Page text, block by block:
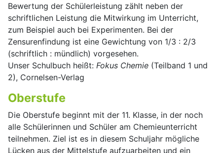
Bewertung der Schülerleistung zählt neben der
schriftlichen Leistung die Mitwirkung im Unterricht,
zum Beispiel auch bei Experimenten. Bei der
Zensurenfindung ist eine Gewichtung von 1/3 : 2/3
(schriftlich : mündlich) vorgesehen.
Unser Schulbuch heißt: Fokus Chemie (Teilband 1 und
2), Cornelsen-Verlag
Oberstufe
Die Oberstufe beginnt mit der 11. Klasse, in der noch
alle Schülerinnen und Schüler am Chemieunterricht
teilnehmen. Ziel ist es in diesem Schuljahr mögliche
Lücken aus der Mittelstufe aufzuarbeiten und ein